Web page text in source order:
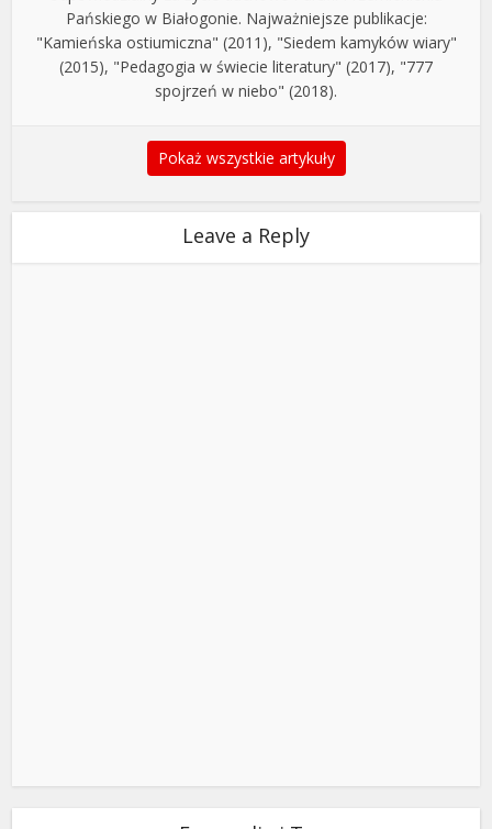
Pańskiego w Białogonie. Najważniejsze publikacje:
"Kamieńska ostiumiczna" (2011), "Siedem kamyków wiary"
(2015), "Pedagogia w świecie literatury" (2017), "777
spojrzeń w niebo" (2018).
Pokaż wszystkie artykuły
Leave a Reply